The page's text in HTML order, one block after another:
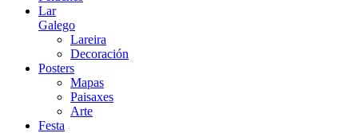
Lar
Galego
Lareira
Decoración
Posters
Mapas
Paisaxes
Arte
Festa